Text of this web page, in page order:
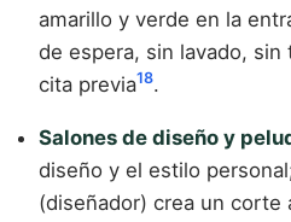
amarillo y verde en la
de espera, sin lavado,
cita previa18.
Salones de diseño y
diseño y el estilo
(diseñador) crea un corte